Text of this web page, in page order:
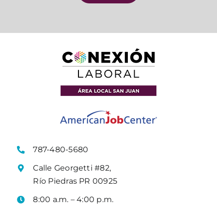
787-480-5680
Calle Georgetti #82,
Río Piedras PR 00925
8:00 a.m. – 4:00 p.m.